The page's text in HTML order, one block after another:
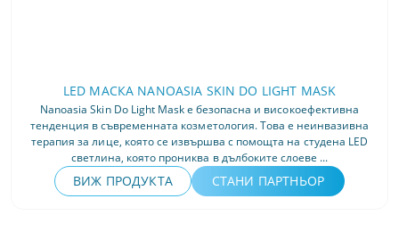
LED МАСКА NANOASIA SKIN DO LIGHT MASK
Nanoasia Skin Do Light Mask е безопасна и високоефективна
тенденция в съвременната козметология. Това е неинвазивна
терапия за лице, която се извършва с помощта на студена LED
светлина, която прониква в дълбоките слоеве ...
ВИЖ ПРОДУКТА СТАНИ ПАРТНЬОР